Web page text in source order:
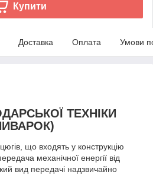
Купити
Доставка Оплата Умови
ТЕХНІКИ
що входять у конструкцію
механічної енергії від
вид передачі надзвичайно